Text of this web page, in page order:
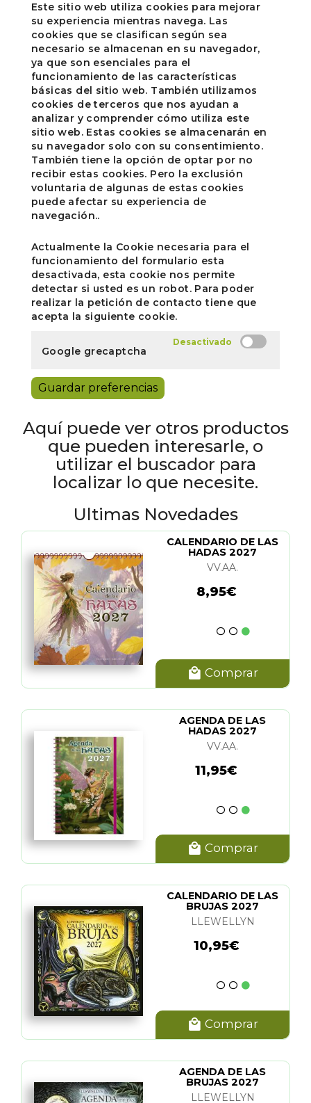
Este sitio web utiliza cookies para mejorar
su experiencia mientras navega. Las
cookies que se clasifican según sea
necesario se almacenan en su navegador,
ya que son esenciales para el
funcionamiento de las características
básicas del sitio web. También utilizamos
cookies de terceros que nos ayudan a
analizar y comprender cómo utiliza este
sitio web. Estas cookies se almacenarán en
su navegador solo con su consentimiento.
También tiene la opción de optar por no
recibir estas cookies. Pero la exclusión
voluntaria de algunas de estas cookies
puede afectar su experiencia de
navegación..
Actualmente la Cookie necesaria para el
funcionamiento del formulario esta
desactivada, esta cookie nos permite
detectar si usted es un robot. Para poder
realizar la petición de contacto tiene que
acepta la siguiente cookie.
Google grecaptcha
Guardar preferencias
Aquí puede ver otros productos
que pueden interesarle, o
utilizar el buscador para
localizar lo que necesite.
Ultimas Novedades
CALENDARIO DE LAS
HADAS 2027
VV.AA.
8,95€
Comprar
AGENDA DE LAS
HADAS 2027
VV.AA.
11,95€
Comprar
CALENDARIO DE LAS
BRUJAS 2027
LLEWELLYN
10,95€
Comprar
AGENDA DE LAS
BRUJAS 2027
LLEWELLYN